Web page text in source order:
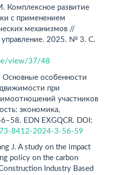
Комплексное развитие
с применением
механизмов //
2025. № 3. С.
view/37/48
особенности
при
участников
экономика,
EDN EXGQCR. DOI:
8412-2024-3-56-59
J. A study on the impact
policy on the carbon
Industry Based